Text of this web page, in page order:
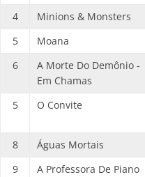
4
Minions & Monsters
5
Moana
6
A Morte Do Demônio -
Em Chamas
5
O Convite
8
Águas Mortais
9
A Professora De Piano